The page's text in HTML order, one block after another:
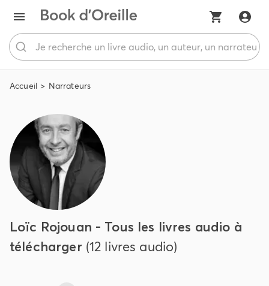
Accueil Narrateurs
Loïc Rojouan - Tous les livres audio à
télécharger (12 livres audio)